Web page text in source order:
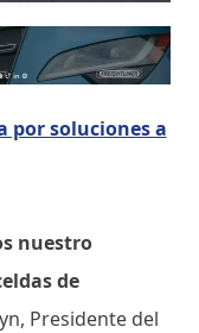
por soluciones a
nuestro
de
Presidente del